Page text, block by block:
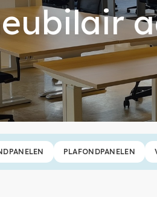
PLAFONDPANELEN